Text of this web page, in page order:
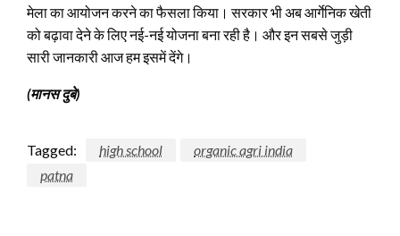
मेला का आयोजन करने का फैसला किया। सरकार भी अब आर्गेनिक खेती
को बढ़ावा देने के लिए नई-नई योजना बना रही है। और इन सबसे जुड़ी
सारी जानकारी आज हम इसमें देंगे।
(मानस दुबे)
Tagged: high school
organic agri india
patna